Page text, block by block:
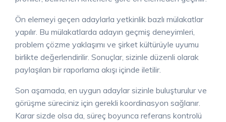
Ön elemeyi geçen adaylarla yetkinlik bazlı mülakatlar
yapılır. Bu mülakatlarda adayın geçmiş deneyimleri,
problem çözme yaklaşımı ve şirket kültürüyle uyumu
birlikte değerlendirilir. Sonuçlar, sizinle düzenli olarak
paylaşılan bir raporlama akışı içinde iletilir.
Son aşamada, en uygun adaylar sizinle buluşturulur ve
görüşme süreciniz için gerekli koordinasyon sağlanır.
Karar sizde olsa da, süreç boyunca referans kontrolü